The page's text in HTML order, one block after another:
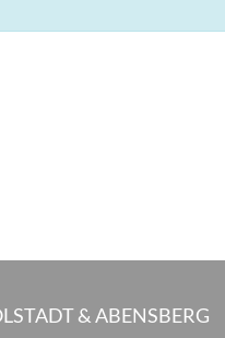
& ABENSBERG